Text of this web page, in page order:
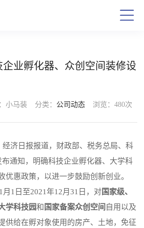
业孵化器、众创空间装修设
小马装 分类： 公司动态 浏览：480次
经济日报报道，财政部、税务总局、科
通知，明确科技企业孵化器、大学科
优惠政策，以进一步鼓励创新创业。
月1日至2021年12月31日，对国家级、
学科技园和 国家备案众创空间 自用以及
供给在孵对象使用的房产、土地，免征